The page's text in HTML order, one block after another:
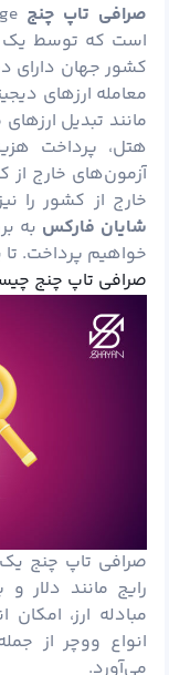
صرافی تاپ چنج
است که توسط یک
کشور جهان دارای
معامله ارزهای
مانند تبدیل
هتل، پرداخت
آزمون‌های خارج
خارج از کشور را
شایان فارکس به
خواهیم پرداخت. تا
صرافی تاپ چنج
صرافی تاپ چنج یک
رایج مانند دلار
مبادله ارز،
انواع ووچر از
می‌آورد.